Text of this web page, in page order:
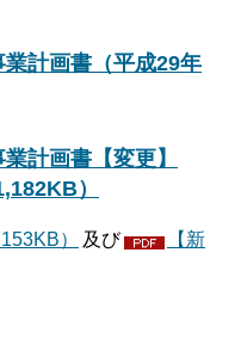
計画書（平成29年
計画書【変更】
）
） 及び
【新